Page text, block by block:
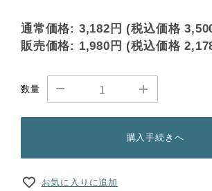
通常価格: 3,182円 (税込価格
販売価格: 1,980円 (税込価格
数量
購入手続きへ
お気に入りに追加